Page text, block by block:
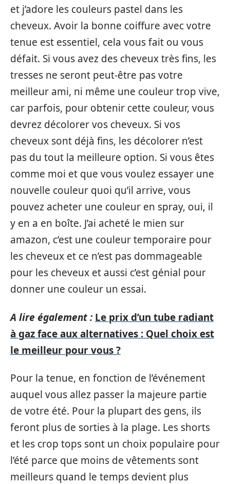
et j’adore les couleurs pastel dans les
cheveux. Avoir la bonne coiffure avec votre
tenue est essentiel, cela vous fait ou vous
défait. Si vous avez des cheveux très fins, les
tresses ne seront peut-être pas votre
meilleur ami, ni même une couleur trop vive,
car parfois, pour obtenir cette couleur, vous
devrez décolorer vos cheveux. Si vos
cheveux sont déjà fins, les décolorer n’est
pas du tout la meilleure option. Si vous êtes
comme moi et que vous voulez essayer une
nouvelle couleur quoi qu’il arrive, vous
pouvez acheter une couleur en spray, oui, il
y en a en boîte. J’ai acheté le mien sur
amazon, c’est une couleur temporaire pour
les cheveux et ce n’est pas dommageable
pour les cheveux et aussi c’est génial pour
donner une couleur un essai.
A lire également : Le prix d’un tube radiant
à gaz face aux alternatives : Quel choix est
le meilleur pour vous ?
Pour la tenue, en fonction de l’événement
auquel vous allez passer la majeure partie
de votre été. Pour la plupart des gens, ils
feront plus de sorties à la plage. Les shorts
et les crop tops sont un choix populaire pour
l’été parce que moins de vêtements sont
meilleurs quand le temps devient plus